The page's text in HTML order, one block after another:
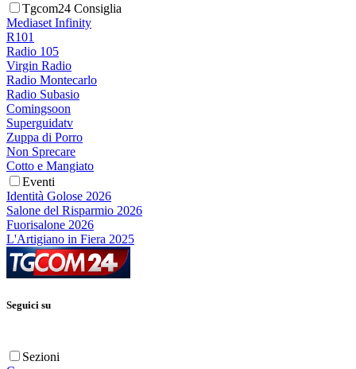
Tgcom24 Consiglia
Mediaset Infinity
R101
Radio 105
Virgin Radio
Radio Montecarlo
Radio Subasio
Comingsoon
Superguidatv
Zuppa di Porro
Non Sprecare
Cotto e Mangiato
Eventi
Identità Golose 2026
Salone del Risparmio 2026
Fuorisalone 2026
L'Artigiano in Fiera 2025
Seguici su
Sezioni